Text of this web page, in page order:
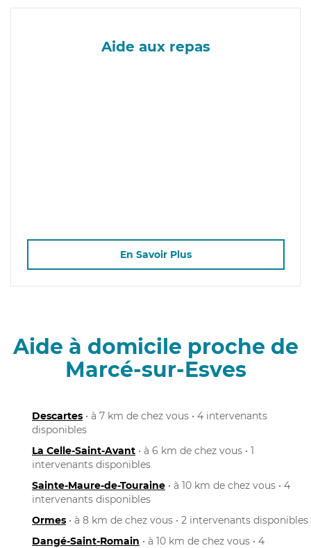
Aide aux repas
En Savoir Plus
Aide à domicile proche de
Marcé-sur-Esves
Descartes • à 7 km de chez vous • 4 intervenants
disponibles
La Celle-Saint-Avant • à 6 km de chez vous • 1
intervenants disponibles
Sainte-Maure-de-Touraine • à 10 km de chez vous • 4
intervenants disponibles
Ormes • à 8 km de chez vous • 2 intervenants disponibles
Dangé-Saint-Romain • à 10 km de chez vous • 4